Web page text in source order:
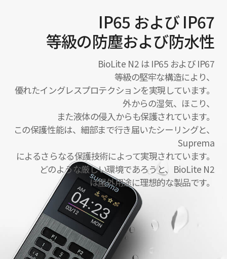
IP65 および IP67
等級の防塵および防水性
BioLite N2 は IP65 および IP67
等級の堅牢な構造により、
優れたイングレスプロテクションを実現しています。
外からの湿気、ほこり、
また液体の侵入からも保護されています。
この保護性能は、細部まで行き届いたシーリングと、
Suprema
によるさらなる保護技術によって実現されています。
どのような厳しい環境であろうと、BioLite N2
は屋外用途に理想的な製品です。